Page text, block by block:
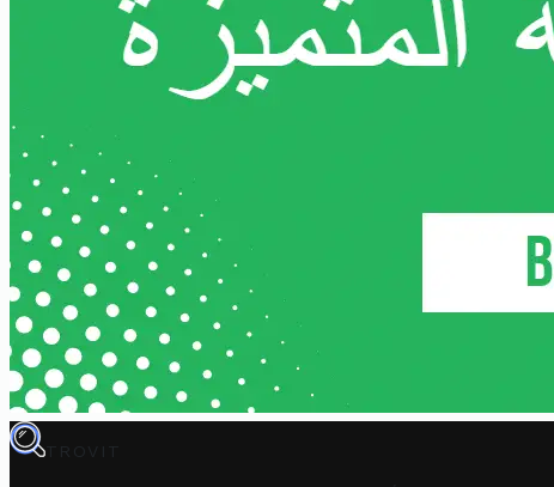
TROVIT